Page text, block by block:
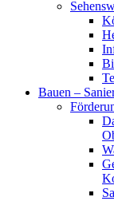
Bauen –